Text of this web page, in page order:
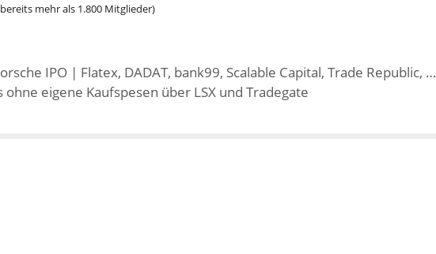
mehr als 1.800 Mitglieder)
IPO | Flatex, DADAT, bank99, Scalable Capital, Trade Republic, …
ohne eigene Kaufspesen über LSX und Tradegate